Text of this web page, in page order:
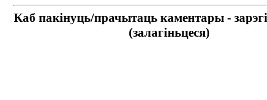
Каб пакінуць/прачытаць каментары -
(залагіньцеся)